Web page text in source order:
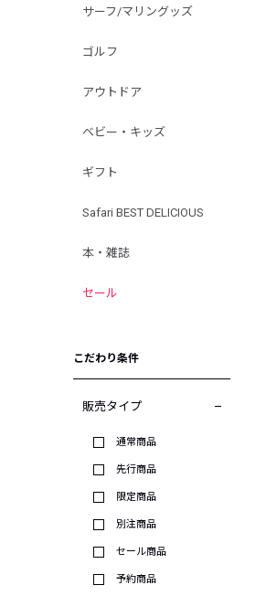
サーフ/マリングッズ
ゴルフ
アウトドア
ベビー・キッズ
ギフト
Safari BEST DELICIOUS
本・雑誌
セール
こだわり条件
販売タイプ
通常商品
先行商品
限定商品
別注商品
セール商品
予約商品